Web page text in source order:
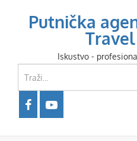
Putnička
Iskustvo -